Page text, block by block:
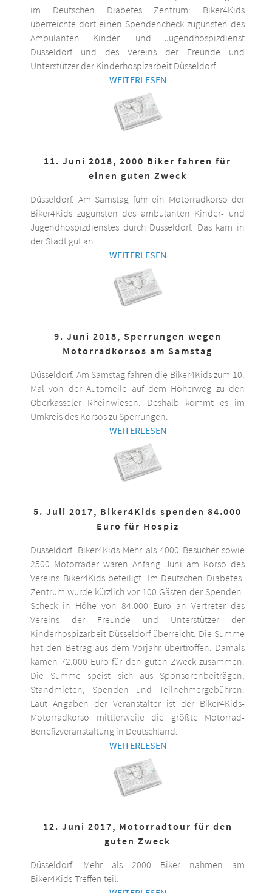
im Deutschen Diabetes Zentrum: Biker4Kids
überreichte dort einen Spendencheck zugunsten des
Ambulanten Kinder- und Jugendhospizdienst
Düsseldorf und des Vereins der Freunde und
Unterstützer der Kinderhospizarbeit Düsseldorf.
WEITERLESEN
11. Juni 2018, 2000 Biker fahren für
einen guten Zweck
Düsseldorf. Am Samstag fuhr ein Motorradkorso der
Biker4Kids zugunsten des ambulanten Kinder- und
Jugendhospizdienstes durch Düsseldorf. Das kam in
der Stadt gut an.
WEITERLESEN
9. Juni 2018, Sperrungen wegen
Motorradkorsos am Samstag
Düsseldorf. Am Samstag fahren die Biker4Kids zum 10.
Mal von der Automeile auf dem Höherweg zu den
Oberkasseler Rheinwiesen. Deshalb kommt es im
Umkreis des Korsos zu Sperrungen.
WEITERLESEN
5. Juli 2017, Biker4Kids spenden 84.000
Euro für Hospiz
Düsseldorf. Biker4Kids Mehr als 4000 Besucher sowie
2500 Motorräder waren Anfang Juni am Korso des
Vereins Biker4Kids beteiligt. Im Deutschen Diabetes-
Zentrum wurde kürzlich vor 100 Gästen der Spenden-
Scheck in Höhe von 84.000 Euro an Vertreter des
Vereins der Freunde und Unterstützer der
Kinderhospizarbeit Düsseldorf überreicht. Die Summe
hat den Betrag aus dem Vorjahr übertroffen: Damals
kamen 72.000 Euro für den guten Zweck zusammen.
Die Summe speist sich aus Sponsorenbeiträgen,
Standmieten, Spenden und Teilnehmergebühren.
Laut Angaben der Veranstalter ist der Biker4Kids-
Motorradkorso mittlerweile die größte Motorrad-
Benefizveranstaltung in Deutschland.
WEITERLESEN
12. Juni 2017, Motorradtour für den
guten Zweck
Düsseldorf. Mehr als 2000 Biker nahmen am
Biker4Kids-Treffen teil.